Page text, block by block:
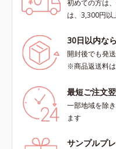
初めての方は
は、3,300円以
30日以内な
開封後でも発
※商品返送料
最短ご注文
一部地域を除
ます
サンプルプ